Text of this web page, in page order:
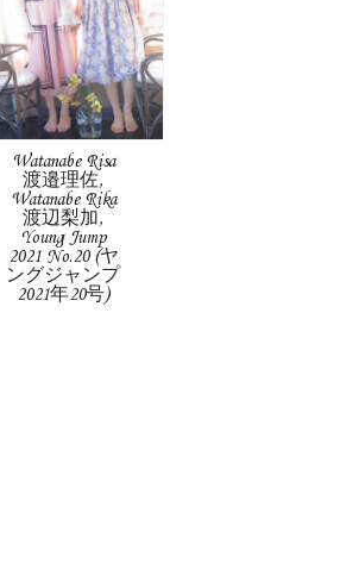
Watanabe Risa
渡邉理佐,
Watanabe Rika
渡辺梨加,
Young Jump
2021 No.20 (ヤ
ングジャンプ
2021年20号)